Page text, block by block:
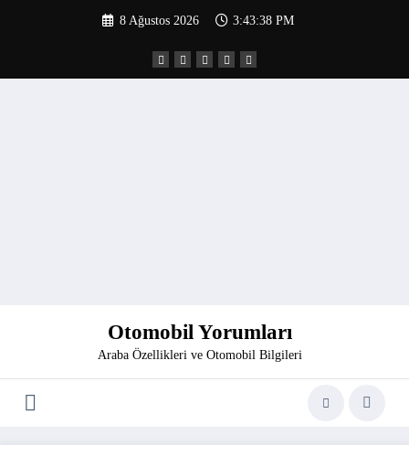
8 Ağustos 2026 3:43:39 PM
Otomobil Yorumları
Araba Özellikleri ve Otomobil Bilgileri